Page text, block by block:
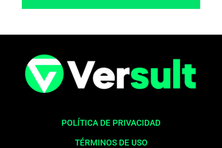
POLÍTICA DE PRIVACIDAD
TÉRMINOS DE USO